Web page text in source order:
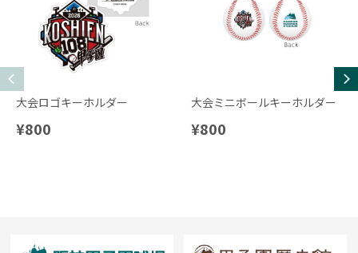
大会ロゴキーホルダー
¥800
大会ミニボールキーホルダー
¥800